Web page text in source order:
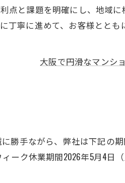
点と課題を明確にし、地域に
丁寧に進めて、お客様ととも
大阪で円滑なマンシ
勝手ながら、弊社は下記の
ーク休業期間2026年5月4日